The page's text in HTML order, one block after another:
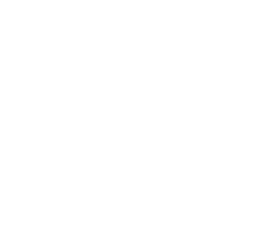
personer inom den gastronomiska
måltidsupplevelsen för gästerna och